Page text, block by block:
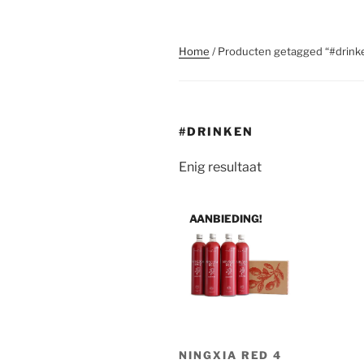
Home / Producten getagged
#DRINKEN
Enig resultaat
AANBIEDING!
NINGXIA RED 4